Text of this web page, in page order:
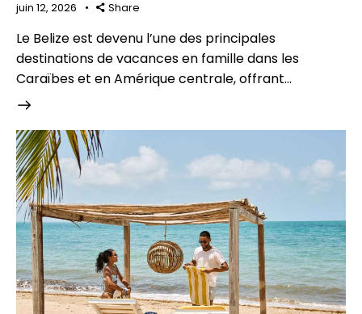
juin 12, 2026 Share
Le Belize est devenu l’une des principales
destinations de vacances en famille dans les
Caraïbes et en Amérique centrale, offrant…